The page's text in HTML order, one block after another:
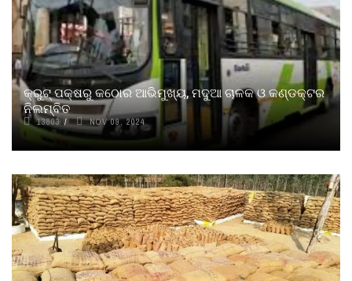
କ୍ରୁଟ୍‌ ପକ୍ଷରୁ କଠୋର ଆଭିମୁଖ୍ୟ, ମଦୁଆ ଚାଳକ ଓ କଣ୍ଡକ୍ଟର
ନିଲମ୍ବିତ
13803 NOV 09, 2024